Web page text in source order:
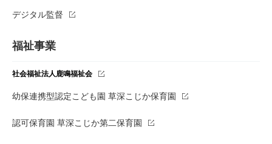
デジタル監督
福祉事業
社会福祉法人鹿鳴福祉会
幼保連携型認定こども園 草深こじか保育園
認可保育園 草深こじか第二保育園